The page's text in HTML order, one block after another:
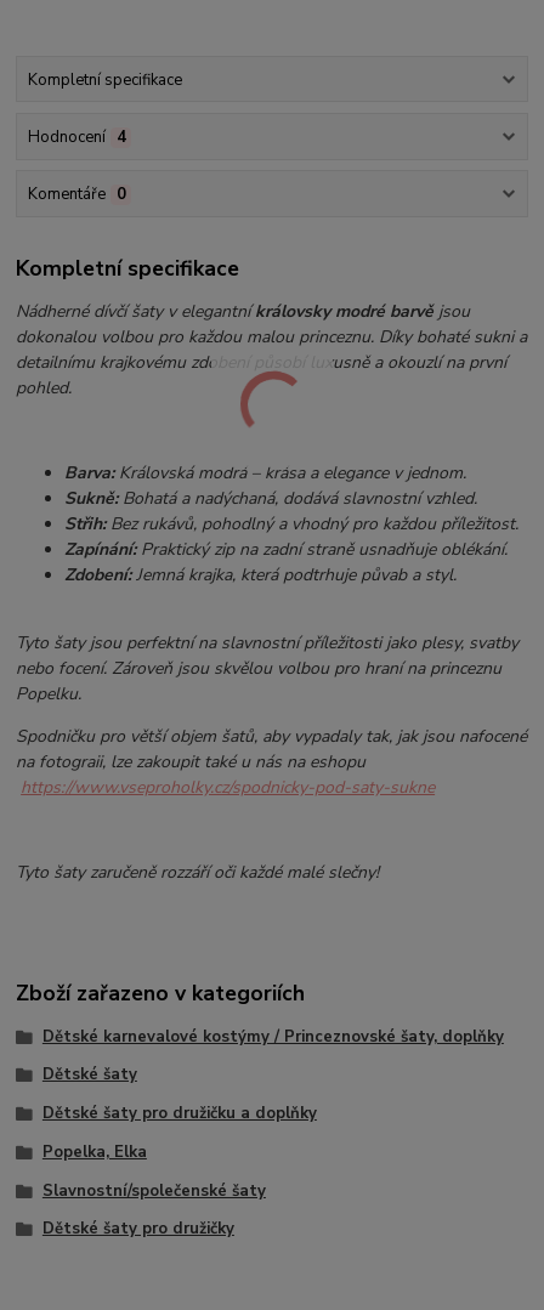
Kompletní specifikace
Hodnocení 4
Komentáře 0
Kompletní specifikace
Nádherné dívčí šaty v elegantníkrálovsky modré barvějsou
dokonalou volbou pro každou malou princeznu. Díky bohaté sukni a
detailnímu krajkovému zdobení působí luxusně a okouzlí na první
pohled.
Barva:Královská modrá – krása a elegance v jednom.
Sukně:Bohatá a nadýchaná, dodává slavnostní vzhled.
Střih:Bez rukávů, pohodlný a vhodný pro každou příležitost.
Zapínání:Praktický zip na zadní straně usnadňuje oblékání.
Zdobení:Jemná krajka, která podtrhuje půvab a styl.
Tyto šaty jsou perfektní na slavnostní příležitosti jako plesy, svatby
nebo focení. Zároveň jsou skvělou volbou pro hraní na princeznu
Popelku.
Spodničku pro větší objem šatů, aby vypadaly tak, jak jsou nafocené
na fotograii, lze zakoupit také u nás na eshopu
https://www.vseproholky.cz/spodnicky-pod-saty-sukne
Tyto šaty zaručeně rozzáří oči každé malé slečny!
Zboží zařazeno v kategoriích
Dětské karnevalové kostýmy / Princeznovské šaty, doplňky
Dětské šaty
Dětské šaty pro družičku a doplňky
Popelka, Elka
Slavnostní/společenské šaty
Dětské šaty pro družičky